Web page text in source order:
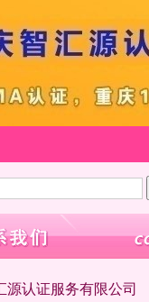
源认证服务有限公司